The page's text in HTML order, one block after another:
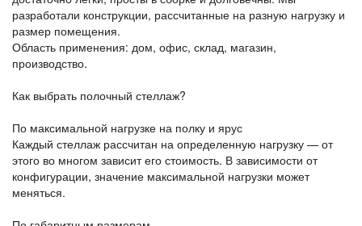
разработали конструкции, рассчитанные на разную нагрузку и
размер помещения.
Область применения: дом, офис, склад, магазин,
производство.
Как выбрать полочный стеллаж?
По максимальной нагрузке на полку и ярус
Каждый стеллаж рассчитан на определенную нагрузку — от
этого во многом зависит его стоимость. В зависимости от
конфигурации, значение максимальной нагрузки может
меняться.